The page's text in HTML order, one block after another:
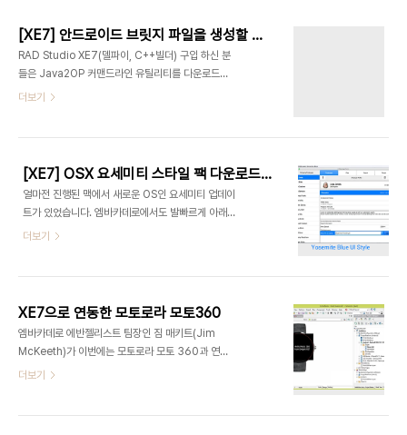
다시 VCL 앱으로 전송해 사용자의 액션과 모바일 이
미지등을 VCL 앱에서 사용하면 더 강력한 시스템으
로 탈바꿈할 수 있습니다.)❑ 앱테더링 컴포넌트앱
테더링은 TTetheringManager,
TTetheringAppProfile 두개의 컴포넌트를 통해
세한 속성과 이벤트에 대해서는 다루지 않습니다. 하
[XE7] 안드로이드 브릿지 파일을 생성할 수 있는 Java2OP.exe을 다운로드 하세요.
RAD Studio XE7(델파이, C++빌더) 구입 하신 분
들은 Java2OP 커맨드라인 유틸리티를 다운로드
할 수 있습니
수 있도록 자바 클래스 파일을 이용해 오브젝트 파스
칼(델파이)용 브릿지 파일을 생성할 수 있는 도구입
니다.이 툴을 이용하면 JAR 파일 또는 자바 클래스
파일을 연동할 수 있는 Object Pascal 브릿지 파
일을 생성해 델파이에서 이용할 수 있습니다. 자세한
다.RAD Studio XE7에서 추가된 안드로이드 기능
더보기
[XE7] OSX 요세미티 스타일 팩 다운로드 안내
얼마전 진행된 맥에서 새로운 OS인 요세미티 업데이
트가 있었습니다. 엠바카데로에서도 발빠르게 아래
와 같이 2가지의 요세미티 스타일을 지원합니다.
싶으면 아래의 코드를 사용하세요.procedure
TForm1.FormCreate(Sender: TObject);
begin {$IFDEF MACOS} if
(TOSVersion.Major = 10) and
(TOSVersion.Minor = 10) then
{$ENDIF} end; 참고
더보기
XE7으로 연동한 모토로라 모토360
엠바카데로 에반젤리스트 팀장인 짐 매키트(Jim
McKeeth)가 이번에는 모토로라 모토 360과 연동
을 시도해 봤습니다.모토 360은 아주 멋진 디자인
더보기